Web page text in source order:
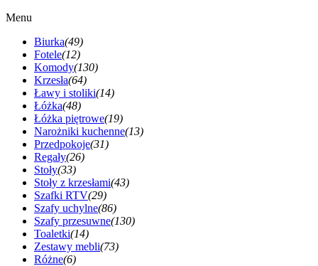
Menu
Biurka(49)
Fotele(12)
Komody(130)
Krzesła(64)
Ławy i stoliki(14)
Łóżka(48)
Łóżka piętrowe(19)
Narożniki kuchenne(13)
Przedpokoje(31)
Regały(26)
Stoły(33)
Stoły z krzesłami(43)
Szafki RTV(29)
Szafy uchylne(86)
Szafy przesuwne(130)
Toaletki(14)
Zestawy mebli(73)
Różne(6)